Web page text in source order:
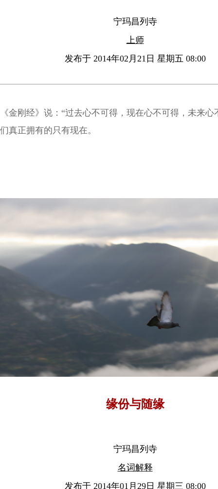
宁玛昌列寺
上师
发布于 2014年02月21日 星期五 08:00
《金刚经》说：“过去心不可得，现在心不可得，未来心
们真正拥有的只有现在。
缘份与随缘
宁玛昌列寺
名词解释
发布于 2014年01月29日 星期三 08:00